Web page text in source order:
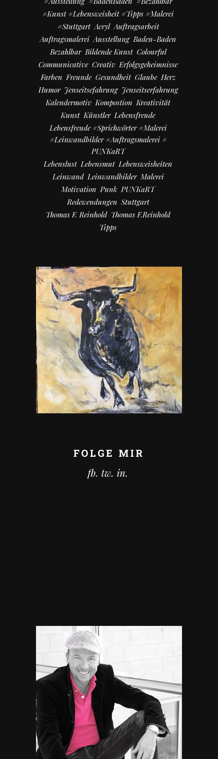
#kunst #Lebensweisheit #Tipps #Malerei
#Stuttgart Acryl Auftragsarbeit
Auftragsmalerei Ausstellung Baden-Baden
Bezahlbar Bildende Kunst Colourful
Communicative Creativ Erfolgsgeheimnisse
Farben Freunde Gesundheit Glaube Herz
Humor Jenseitsefahrung Jenseitserfahrung
Kalendermotiv Kompostion Kreativität
Kunst Künstler Lebensfreude
Lebensfreude #Sprichwörter #Malerei
#Leinwandbilder #Auftragsmalerei #
PUNKaRT
Lebenslust Lebensmut Lebensweisheiten
Leinwand Leinwandbilder Malerei
Motivation Punk PUNKaRT
Redewendungen Stuttgart
Thomas F. Reinhold Thomas F.Reinhold
Tipps
FOLGE MIR
fb. tw. in.